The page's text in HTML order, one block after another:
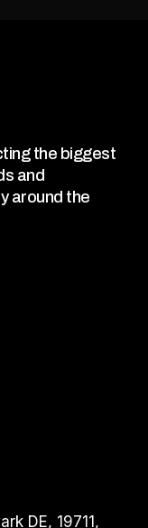
the biggest
and
around the
DE, 19711,